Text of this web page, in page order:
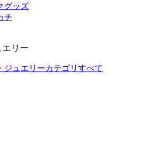
グッズ
チ
エリー
ジュエリーカテゴリすべて